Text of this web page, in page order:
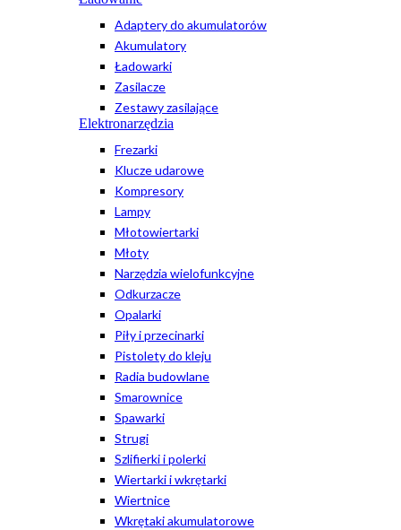
Adaptery do akumulatorów
Akumulatory
Ładowarki
Zasilacze
Zestawy zasilające
Elektronarzędzia
Frezarki
Klucze udarowe
Kompresory
Lampy
Młotowiertarki
Młoty
Narzędzia wielofunkcyjne
Odkurzacze
Opalarki
Piły i przecinarki
Pistolety do kleju
Radia budowlane
Smarownice
Spawarki
Strugi
Szlifierki i polerki
Wiertarki i wkrętarki
Wiertnice
Wkrętaki akumulatorowe